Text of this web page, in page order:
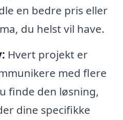
en bedre pris eller
du helst vil have.
Hvert projekt er
med flere
finde den løsning,
dine specifikke